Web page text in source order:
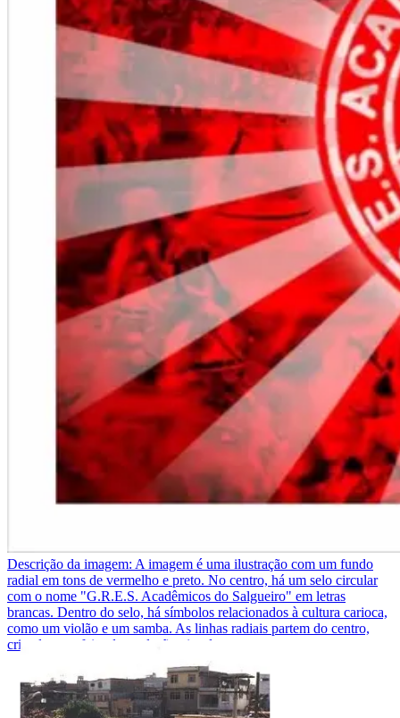
Descrição da imagem: A imagem é uma ilustração com um fundo
radial em tons de vermelho e preto. No centro, há um selo circular
com o nome "G.R.E.S. Acadêmicos do Salgueiro" em letras
brancas. Dentro do selo, há símbolos relacionados à cultura carioca,
como um violão e um samba. As linhas radiais partem do centro,
criando um efeito de explosão visual.